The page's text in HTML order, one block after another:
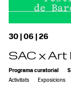
30 | 06 | 26
SAC x
Programa curatorial
Activitats
Exposicions